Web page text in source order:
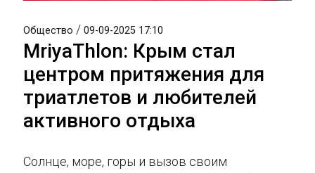
Общество / 09-09-2025 17:10
MriyaThlon: Крым стал
центром притяжения для
триатлетов и любителей
активного отдыха
Солнце, море, горы и вызов своим